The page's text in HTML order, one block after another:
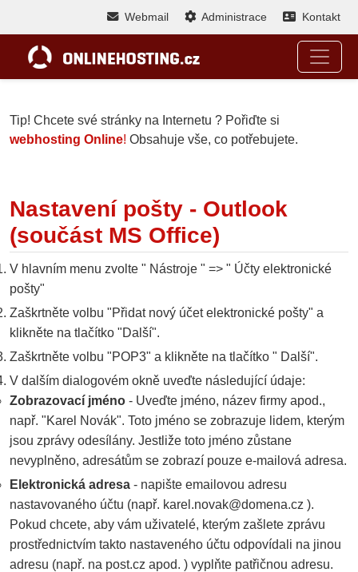
Webmail Administrace Kontakt
Tip! Chcete své stránky na Internetu ? Pořiďte si
webhosting Online! Obsahuje vše, co potřebujete.
Nastavení pošty - Outlook
(součást MS Office)
V hlavním menu zvolte " Nástroje " => " Účty elektronické
pošty"
Zaškrtněte volbu "Přidat nový účet elektronické pošty" a
klikněte na tlačítko "Další".
Zaškrtněte volbu "POP3" a klikněte na tlačítko " Další".
V dalším dialogovém okně uveďte následující údaje:
Zobrazovací jméno - Uveďte jméno, název firmy apod.,
např. "Karel Novák". Toto jméno se zobrazuje lidem, kterým
jsou zprávy odesílány. Jestliže toto jméno zůstane
nevyplněno, adresátům se zobrazí pouze e-mailová adresa.
Elektronická adresa - napište emailovou adresu
nastavovaného účtu (např. karel.novak@domena.cz ).
Pokud chcete, aby vám uživatelé, kterým zašlete zprávu
prostřednictvím takto nastaveného účtu odpovídali na jinou
adresu (např. na post.cz apod. ) vyplňte patřičnou adresu.